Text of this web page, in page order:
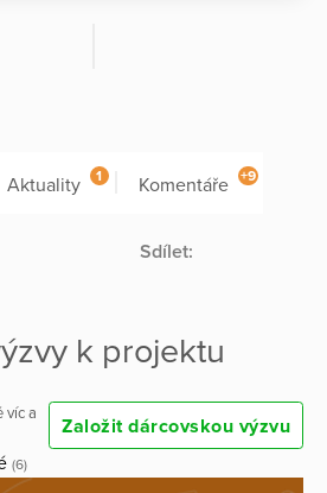
Aktuality 1 Komentáře +9
Sdílet:
k projektu
víc a
Založit dárcovskou výzvu
(6)